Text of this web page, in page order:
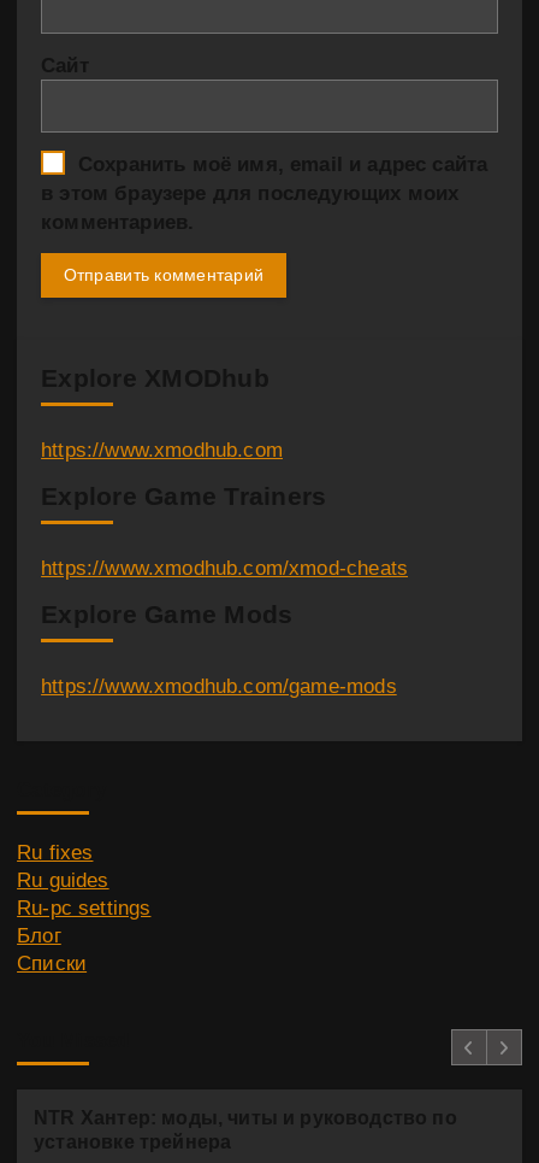
Сайт
Сохранить моё имя, email и адрес сайта
в этом браузере для последующих моих
комментариев.
Explore XMODhub
https://www.xmodhub.com
Explore Game Trainers
https://www.xmodhub.com/xmod-cheats
Explore Game Mods
https://www.xmodhub.com/game-mods
Ru fixes
Ru guides
Ru-pc settings
Блог
Списки
NTR Хантер: моды, читы и руководство по
установке трейнера